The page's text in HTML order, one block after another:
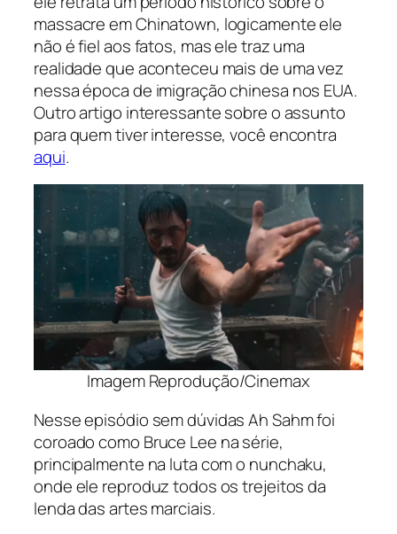
massacre em Chinatown, logicamente ele
não é fiel aos fatos, mas ele traz uma
realidade que aconteceu mais de uma vez
nessa época de imigração chinesa nos EUA.
Outro artigo interessante sobre o assunto
para quem tiver interesse, você encontra
aqui.
Imagem Reprodução/Cinemax
Nesse episódio sem dúvidas Ah Sahm foi
coroado como Bruce Lee na série,
principalmente na luta com o nunchaku,
onde ele reproduz todos os trejeitos da
lenda das artes marciais.